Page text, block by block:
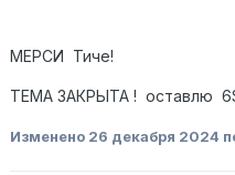
МЕРСИ Тиче!
ТЕМА ЗАКРЫТА ! оставлю
Изменено 26 декабря 2024